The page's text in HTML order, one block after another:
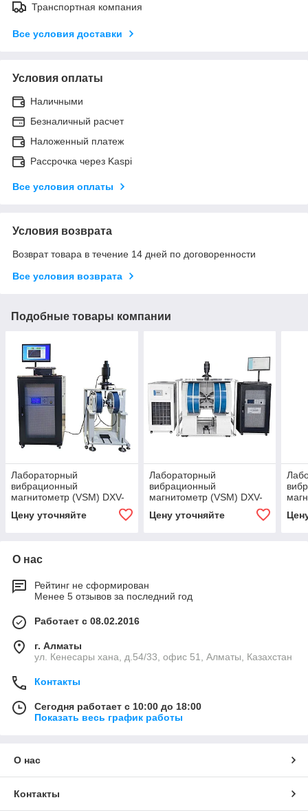
Транспортная компания
Все условия доставки
Условия оплаты
Наличными
Безналичный расчет
Наложенный платеж
Рассрочка через Kaspi
Все условия оплаты
Условия возврата
Возврат товара в течение 14 дней по договоренности
Все условия возврата
Подобные товары компании
Лабораторный
вибрационный
магнитометр (VSM) DXV-
Цену уточняйте
Лабораторный
вибрационный
магнитометр (VSM) DXV-
Цену уточняйте
О нас
Рейтинг не сформирован
Менее 5 отзывов за последний год
Работает с 08.02.2016
г. Алматы
ул. Кенесары хана, д.54/33, офис 51, Алматы, Казахстан
Контакты
Сегодня работает с 10:00 до 18:00
Показать весь график работы
О нас
Контакты